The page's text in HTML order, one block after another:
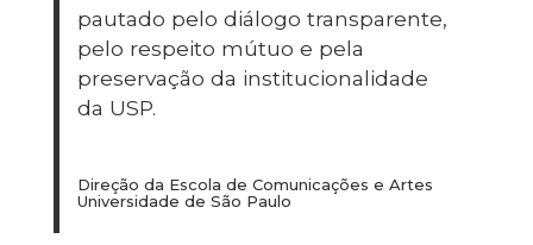
pautado pelo diálogo transparente,
pelo respeito mútuo e pela
preservação da institucionalidade
da USP.
Direção da Escola de Comunicações e Artes
Universidade de São Paulo